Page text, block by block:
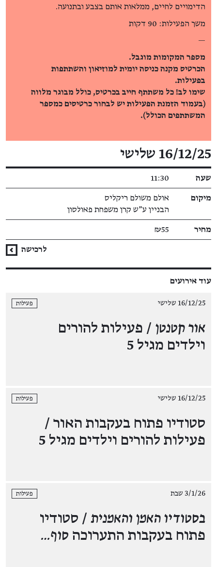
הדימויים לחיים, ממלאות אותם בצבע ובתנועה.
משך הפעילות: 90 דקות
—
מספר המקומות מוגבל.
הכרטיס מקנה כניסה יומית למוזיאון והשתתפות
בפעילות.
שימו לב! כל משתתף חייב בכרטיס, כולל מבוגר מלווה
(בעמוד הזמנת הפעילות יש לבחור כרטיסים כמספר
המשתתפים הכולל).
פרטי האירוע
16/12/25 שלישי
שעה 11:30
מיקום
אולם משולם ריקליס
הבניין ע"ש קרן משפחת פאולסון
מחיר ₪55
לרכישה
עוד אירועים
16/12/25 שלישי פעילות
אור קטנטן / פעילות להורים
וילדים מגיל 5
16/12/25 שלישי פעילות
סטודיו פתוח בעקבות האור /
פעילות להורים וילדים מגיל 5
3/1/26 שבת פעילות
בסטודיו האמן והאמנית / סטודיו
פתוח בעקבות התערוכה סוף…